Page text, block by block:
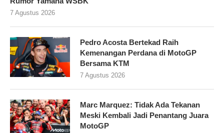
7 Agustus 2026
Pedro Acosta Bertekad Raih
Kemenangan Perdana di MotoGP
Bersama KTM
7 Agustus 2026
Marc Marquez: Tidak Ada Tekanan
Meski Kembali Jadi Penantang Juara
MotoGP